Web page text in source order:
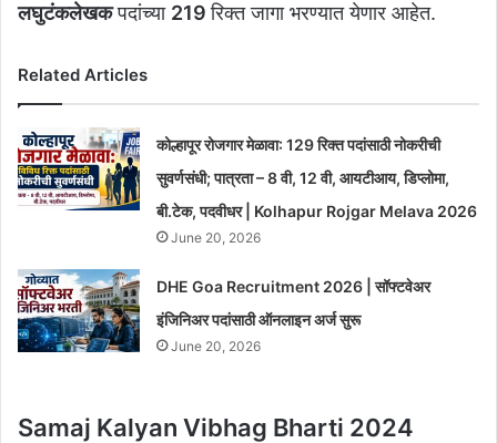
लघुटंकलेखकपदांच्या 219रिक्त जागा भरण्यात येणार आहेत.
Related Articles
कोल्हापूर रोजगार मेळावा: 129 रिक्त पदांसाठी नोकरीची
सुवर्णसंधी; पात्रता – 8 वी, 12 वी, आयटीआय, डिप्लोमा,
बी.टेक, पदवीधर | Kolhapur Rojgar Melava 2026
June 20, 2026
DHE Goa Recruitment 2026 | सॉफ्टवेअर
इंजिनिअर पदांसाठी ऑनलाइन अर्ज सुरू
June 20, 2026
Samaj Kalyan Vibhag Bharti 2024